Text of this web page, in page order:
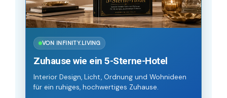
VON INFINITY.LIVING
Zuhause wie ein 5-Sterne-Hotel
Interior Design, Licht, Ordnung und Wohnideen
für ein ruhiges, hochwertiges Zuhause.